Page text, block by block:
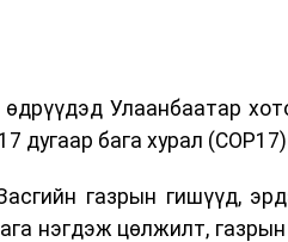
Улаанбаатар
дугаар бага хурал
газрын гишүүд,
нэгдэж цөлжилт,